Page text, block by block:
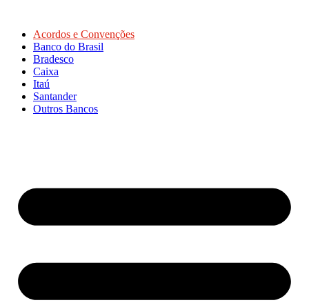
Acordos e Convenções
Banco do Brasil
Bradesco
Caixa
Itaú
Santander
Outros Bancos